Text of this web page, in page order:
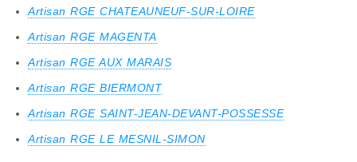
Artisan RGE CHATEAUNEUF-SUR-LOIRE
Artisan RGE MAGENTA
Artisan RGE AUX MARAIS
Artisan RGE BIERMONT
Artisan RGE SAINT-JEAN-DEVANT-POSSESSE
Artisan RGE LE MESNIL-SIMON